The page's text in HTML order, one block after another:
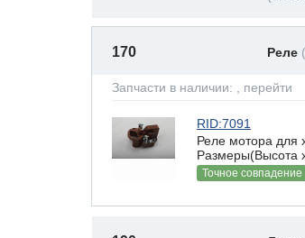
170 Реле
Запчасти в наличии: , перейти
RID:7091
Реле мотора для
Размеры(Высота
Точное совпадение